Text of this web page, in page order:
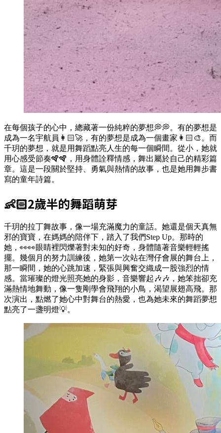
在每個孩子的心中，總藏著一份純粹的夢想💭💭。有的夢想是
成為一名宇航員👩🏻‍🚀，有的夢想是成為一個畫家👩🏻‍🎨。而
千玥的夢想，就是用舞蹈點亮人生的每一個瞬間。從小，她就
用心感受節奏🪇🪇，用身體詮釋情感，舞出屬於自己的精彩篇
章。這是一段關於堅持、勇氣與熱情的故事，也是她用舞步書
寫的童年詩篇。
👶🏻2歲半的舞蹈萌芽
千玥的拉丁舞故事，像一場充滿魔力的童話。她還是個天真無
邪的寶寶，在媽媽的陪伴下，踏入了我們Step Up。那時的
她，👀👀眼睛裡閃爍著對未知的好奇，身體隨著音樂輕輕搖
擺。幾個月的努力訓練後，她第一次站在灣仔會展的舞台上，
那一瞬間，她的心跳加速，緊張與興奮交織成一股強烈的情
感。當璀璨的燈光照亮她的身影，音樂響起🎶🎶，她笨拙卻充
滿熱情地舞動，像一隻剛學會飛翔的小鳥，渴望展翅高飛。那
次演出，點燃了她心中對舞台的熱愛，也為她未來的舞蹈夢想
點亮了一盞明燈💡。